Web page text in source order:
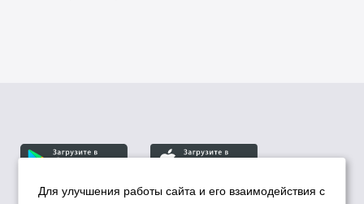
Для улучшения работы сайта и его взаимодействия с